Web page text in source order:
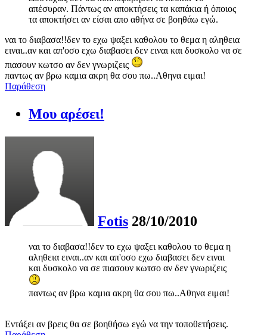
απέσυραν. Πάντως αν αποκτήσεις τα καπάκια ή όποιος
τα αποκτήσει αν είσαι απο αθήνα σε βοηθάω εγώ.
ναι το διαβασα!!δεν το εχω ψαξει καθολου το θεμα η αληθεια
ειναι..αν και απ'οσο εχω διαβασει δεν ειναι και δυσκολο να σε
πιασουν κωτσο αν δεν γνωριζεις
παντως αν βρω καμια ακρη θα σου πω..Αθηνα ειμαι!
Παράθεση
Μου αρέσει!
Fotis 28/10/2010
ναι το διαβασα!!δεν το εχω ψαξει καθολου το θεμα η
αληθεια ειναι..αν και απ'οσο εχω διαβασει δεν ειναι
και δυσκολο να σε πιασουν κωτσο αν δεν γνωριζεις
παντως αν βρω καμια ακρη θα σου πω..Αθηνα ειμαι!
Εντάξει αν βρεις θα σε βοηθήσω εγώ να την τοποθετήσεις.